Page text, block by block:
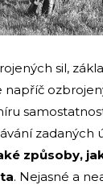
sil,
napříč
zadaných
způsoby,
. Nejasné a